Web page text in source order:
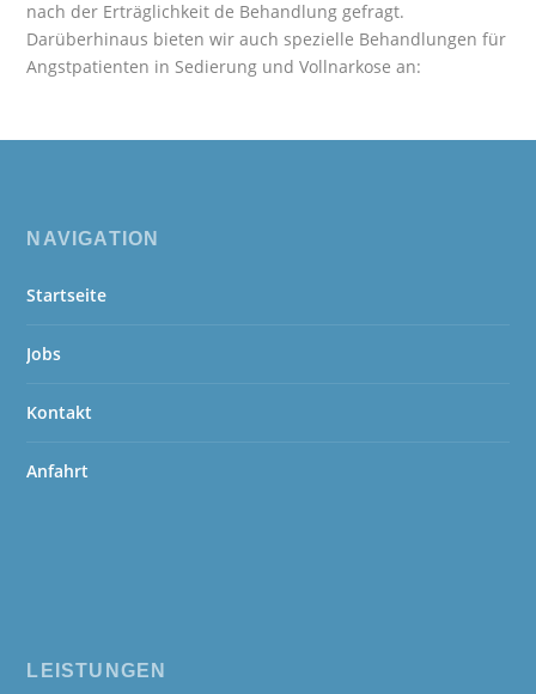
nach der Erträglichkeit de Behandlung gefragt.
Darüberhinaus bieten wir auch spezielle Behandlungen für
Angstpatienten in Sedierung und Vollnarkose an:
NAVIGATION
Startseite
Jobs
Kontakt
Anfahrt
LEISTUNGEN